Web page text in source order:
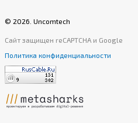
© 2026 . Uncomtech
Сайт защищен reCAPTCHA и Google
Политика конфиденциальности